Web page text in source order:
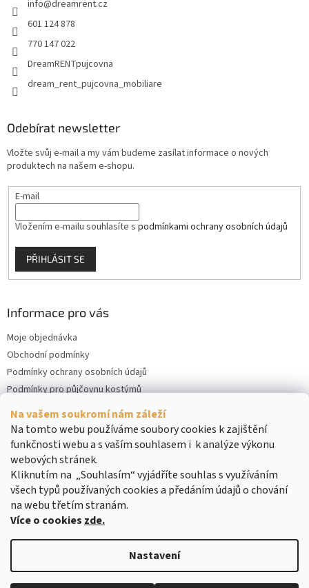
Na vašem soukromí nám záleží
Na tomto webu používáme soubory cookies k zajištění
funkčnosti webu a s vaším souhlasem i k analýze výkonu
webových stránek.
Kliknutím na „Souhlasím“ vyjádříte souhlas s využíváním
všech typů používaných cookies a předáním údajů o chování
na webu třetím stranám.
Více o cookies zde.
Nastavení
info@dreamrent.cz
601 124 878
770 147 022
DreamRENTpujcovna
dream_rent_pujcovna_mobiliare
Odebírat newsletter
Vložte svůj e-mail a my vám budeme zasílat informace o nových
produktech na našem e-shopu.
E-mail
Vložením e-mailu souhlasíte s podmínkami ochrany osobních údajů
PŘIHLÁSIT SE
Informace pro vás
Moje objednávka
Obchodní podmínky
Podmínky ochrany osobních údajů
Podmínky pro půjčovnu kostýmů
Kontakty
Cookies